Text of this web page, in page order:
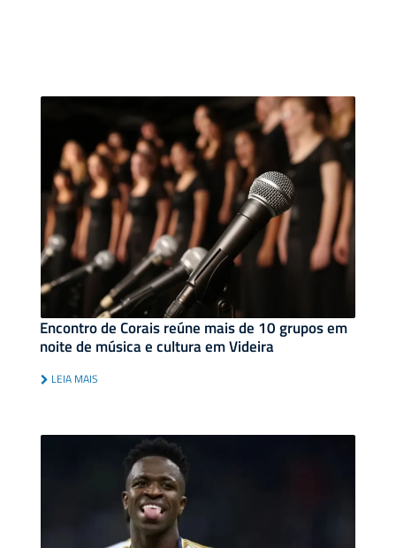
Encontro de Corais reúne mais de 10 grupos em
noite de música e cultura em Videira
LEIA MAIS